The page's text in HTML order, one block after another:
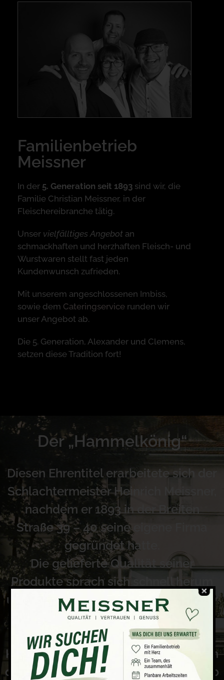
Familienbetrieb
Meissner
In der 5. Generation seit 1893 sind wir, die
Familie Christian Meissner, in der
Fleischereibranche tätig.
Unser vielfälltiges Angebot an
schmackhaften und herzhaften Fleisch- und
Wurstwaren stellt fast jeden
Kundenwunsch zufrieden.
Mit unserem angeschlossenen Imbiss,
sowie dem Cateringservice runden wir
unser Angebot ab.
Die 5. Generation, Alexander und Clemens,
setzen diese Tradition fort!
Der „Hammelkönig“
Diesen Ehrentitel erarbeitete sich der
Schlachtermeister Heinrich Meissner,
nachdem er 1893 in der Breiten
Straße 39 – 40 seine eigene Firma
gegründet hatte.
Die gelieferte Qualität seiner
Produkte sprach sich schnell herum
und am 06. Mai 1910 ernannte ihn der
Kronprinz zum Hofschlächter des
preußischen Königs- und
Kaiserhauses. Im Jahr 1929 übernahm
der Gründersohn Heinrich den Betrieb